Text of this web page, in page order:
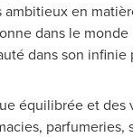
en
dans le
dans son infinie
équilibrée et des